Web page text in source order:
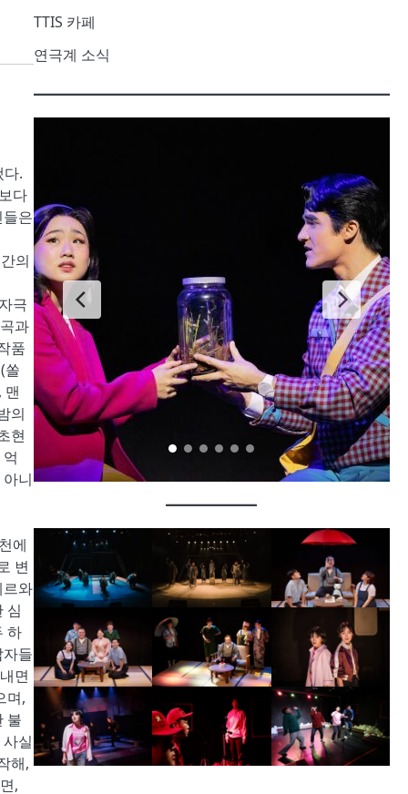
.
다
은
의
극
과
품
쏠
맨
의
현
니
에
변
르와
심
하
들
면
며,
불
실
해,
,
TTIS 카페
연극계 소식